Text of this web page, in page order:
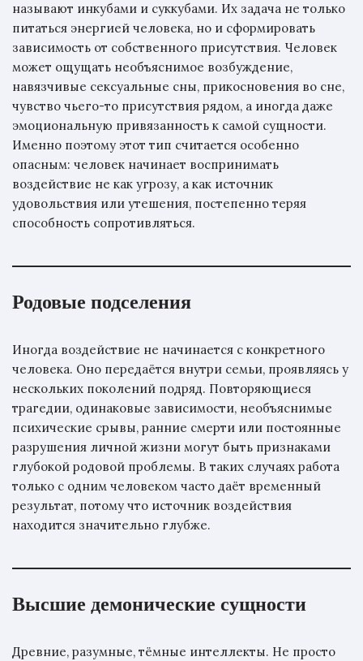
называют инкубами и суккубами. Их задача не только
питаться энергией человека, но и сформировать
зависимость от собственного присутствия. Человек
может ощущать необъяснимое возбуждение,
навязчивые сексуальные сны, прикосновения во сне,
чувство чьего-то присутствия рядом, а иногда даже
эмоциональную привязанность к самой сущности.
Именно поэтому этот тип считается особенно
опасным: человек начинает воспринимать
воздействие не как угрозу, а как источник
удовольствия или утешения, постепенно теряя
способность сопротивляться.
Родовые подселения
Иногда воздействие не начинается с конкретного
человека. Оно передаётся внутри семьи, проявляясь у
нескольких поколений подряд. Повторяющиеся
трагедии, одинаковые зависимости, необъяснимые
психические срывы, ранние смерти или постоянные
разрушения личной жизни могут быть признаками
глубокой родовой проблемы. В таких случаях работа
только с одним человеком часто даёт временный
результат, потому что источник воздействия
находится значительно глубже.
Высшие демонические сущности
Древние, разумные, тёмные интеллекты. Не просто